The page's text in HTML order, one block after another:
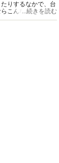
りするなかで、台
こんな店」連載。
...続きを読む